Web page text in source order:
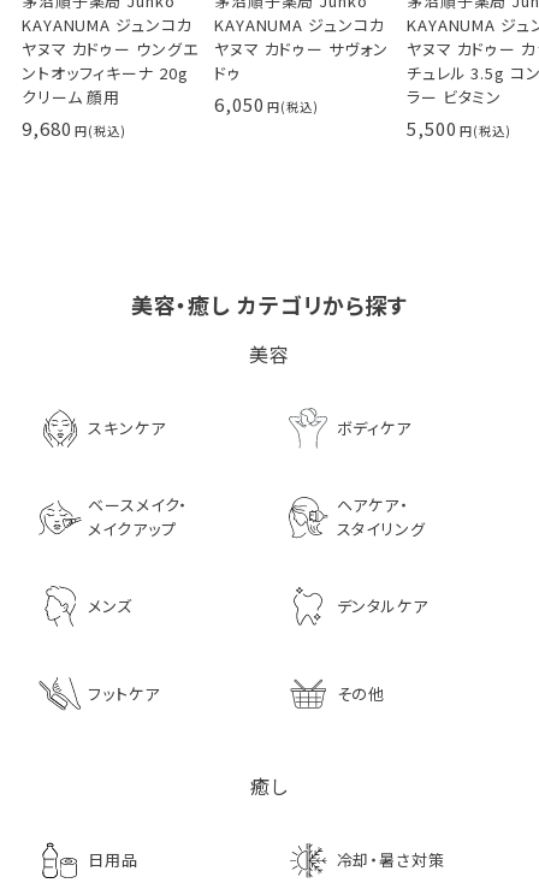
KAYANUMA ジュンコカ
ヤヌマ カドゥー ウングエ
ントオッフィキーナ 20g
クリーム 顔用
9,680
KAYANUMA ジュンコカ
ヤヌマ カドゥー サヴォン
ドゥ
6,050
KAYANUMA ジュ
ヤヌマ カドゥー
チュレル 3.5g コ
ラー ビタミン
5,500
LPLP（ルプルプ） エッ
センスカラートリートメン
美容・癒し カテゴリから探す
美容
スキンケア ボディケア
ベースメイク・
メイクアップ
ヘアケア・
スタイリング
メンズ デンタルケア
フットケア その他
癒し
日用品 冷却・暑さ対策